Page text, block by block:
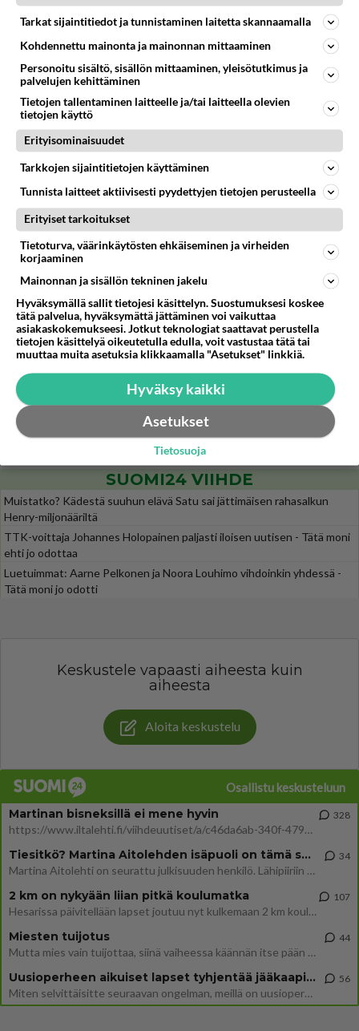
05.08.2026 21:15
Ikävä
37
490
Vihervasemmistofeministinaisasianaiset
06.08.2026 12:01
Sinkut
152
448
Hyvännäköinen pakkaus
06.08.2026 13:03
Ikävä
22
Osallistu keskusteluun
Muistatko Mikkelin panttivankidraaman?
Ernest Lawson täräytti erikoisen heiton TTK-lehdistötilaisuudessa: " Onko tässä tarkoituksena...?"
Jos SDP ei voita reilusti, persut kumoavat demokratian Suomesta
Mitä tuot pöytään parisuhteessa?
Siinäpä se kysymys on otsikossa. Mitäpä siis tuot/toisit pöytään parisuhteessa? Oletko mies vai nainen? Koetko sen mitä
458
SUOMI24 VIIHDE
Muistatko? Kädestä suuhun elävä Satu sai jättimäisen rahasalkun
Henry-miljonääriltä
TTK-voittaja Johannes Holopainen paljasti iloisen uutisen - Tätä moni
ehti jo odottaa
Luetuimmat: Aarne Pelkonen ja Noora Louhimo vihdoinkin yhdessä -
Tätä moni jo odotti
Keskustele vapaasti aiheesta kuin
aiheesta
Aloita keskustelu
Osallistu keskusteluun
Martinan bisneksillä ei mene hyvin
https://www.iltalehti.fi/viihdeuutiset/a/c46da6ab-340f-4790-aaa7-0865eed2336 Yrityksen konkurssihakemus on tullut kärä
328
Tiesitkö? Martina Aitolehden isäpuoli on tämä suosittu laulaja
Martina Aitolehti on seurattu julkisuuden henkilö. Lähipiiriin mahtuu muitakin tunnettuja henkilöitä. Tiesitkö, että Ma
34
2 km on nykyään liian pitkä koulumatka
Hesarissa päivitellään lapset joutuu nyt kulkemaan 2 km kouluun jösses. Ruostefillarilla tuo matka menee vaikka miten äk
107
Miesten tuijotus
Mutta mies vain tuijottaa, siinä vaiheessa käännän itse pään pois. Mikä juttu? Yleensä jos joku tuijottaa tai katsoo, hä
44
Uusioperheen aikuiset lapset tyhjentää jääkaapin käydessään
Miten selvittäisitte seuraavan ongelman, meillä on uusioperhe, minulla teini-ikäiset lapset ja puolisolla aikuiset, jotk
56
Tarkat sijaintitiedot ja tunnistaminen laitetta skannaamalla
Kohdennettu mainonta ja mainonnan mittaaminen
Personoitu sisältö, sisällön mittaaminen, yleisötutkimus ja
palvelujen kehittäminen
Tietojen tallentaminen laitteelle ja/tai laitteella olevien
tietojen käyttö
Erityisominaisuudet
Tarkkojen sijaintitietojen käyttäminen
Tunnista laitteet aktiivisesti pyydettyjen tietojen perusteella
Erityiset tarkoitukset
Tietoturva, väärinkäytösten ehkäiseminen ja virheiden
korjaaminen
Mainonnan ja sisällön tekninen jakelu
Hyväksymällä sallit tietojesi käsittelyn. Suostumuksesi koskee
tätä palvelua, hyväksymättä jättäminen voi vaikuttaa
asiakaskokemukseesi. Jotkut teknologiat saattavat perustella
tietojen käsittelyä oikeutetulla edulla, voit vastustaa tätä tai
muuttaa muita asetuksia klikkaamalla "Asetukset" linkkiä.
Hyväksy kaikki
Asetukset
Tietosuoja